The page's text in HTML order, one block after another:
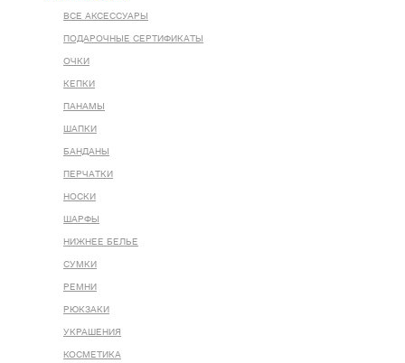
ВСЕ AКСЕССУАРЫ
ПОДАРОЧНЫЕ СЕРТИФИКАТЫ
ОЧКИ
КЕПКИ
ПАНАМЫ
ШАПКИ
БАНДАНЫ
ПЕРЧАТКИ
НОСКИ
ШАРФЫ
НИЖНЕЕ БЕЛЬЕ
СУМКИ
РЕМНИ
РЮКЗАКИ
УКРАШЕНИЯ
КОСМЕТИКА